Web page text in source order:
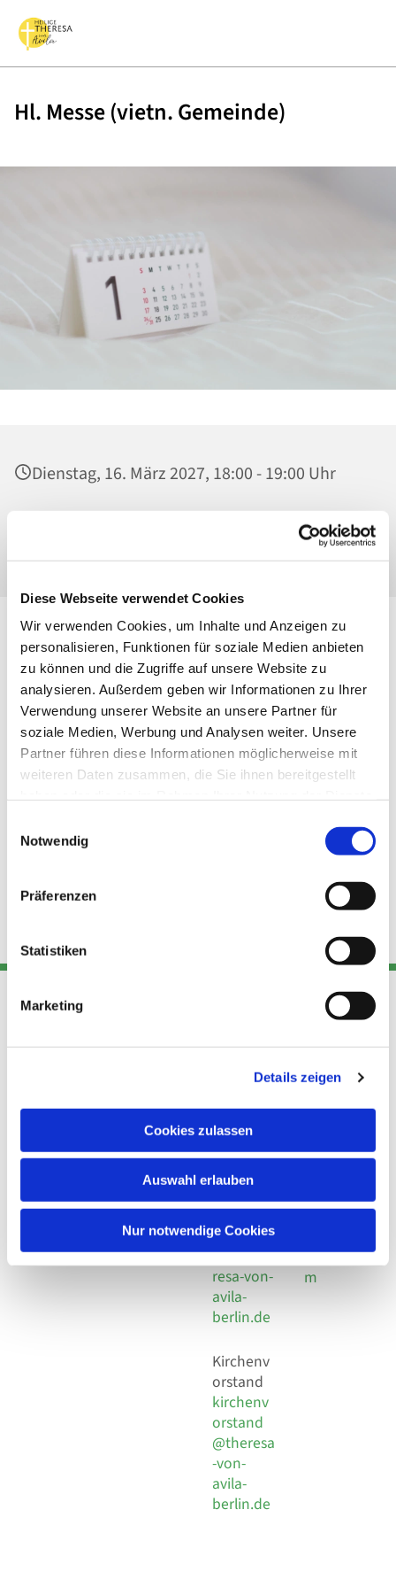
Diese Webseite verwendet Cookies
Wir verwenden Cookies, um Inhalte und Anzeigen zu
personalisieren, Funktionen für soziale Medien anbieten
zu können und die Zugriffe auf unsere Website zu
analysieren. Außerdem geben wir Informationen zu Ihrer
Verwendung unserer Website an unsere Partner für
soziale Medien, Werbung und Analysen weiter. Unsere
Partner führen diese Informationen möglicherweise mit
weiteren Daten zusammen, die Sie ihnen bereitgestellt
Notwendig
Präferenzen
Statistiken
Marketing
Details zeigen
Cookies zulassen
Auswahl erlauben
Nur notwendige Cookies
Hl. Messe (vietn. Gemeinde)
Dienstag, 16. März 2027, 18:00 - 19:00 Uhr
Ss. Corpus Christi, Kirche, Conrad-Blenkle-
Adresse
Kirchengemeinde Pfarrei
Hl. Theresa von Avila Berlin
Leitender Pfarrer - Norbert
Behaimstr. 39
Kont
Telefon
+49 30
924 64 28
Fax +49
30 924 54
18
E-Mail
info@the
resa-von-
avila-
berlin.de
Kirchenv
orstand
kirchenv
orstand
@theresa
-von-
avila-
berlin.de
Links
Datensch
utz
Social
Impressu
m